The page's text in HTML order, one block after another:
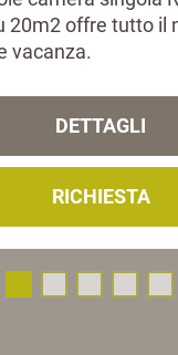
20m2 offre tutto il
vacanza.
DETTAGLI
RICHIESTA